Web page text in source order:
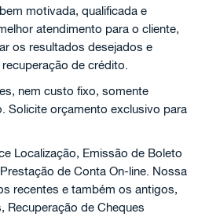
motivada, qualificada e
atendimento para o cliente,
os resultados desejados e
de crédito.
nem custo fixo, somente
Solicite orçamento exclusivo para
Localização, Emissão de Boleto
de Conta On-line. Nossa
recentes e também os antigos,
Recuperação de Cheques